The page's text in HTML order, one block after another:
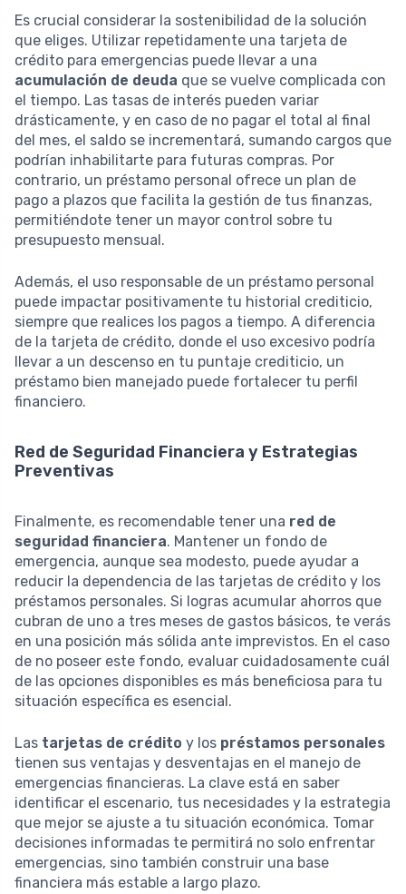
Es crucial considerar la sostenibilidad de la solución
que eliges. Utilizar repetidamente una tarjeta de
crédito para emergencias puede llevar a una
acumulación de deuda que se vuelve complicada con
el tiempo. Las tasas de interés pueden variar
drásticamente, y en caso de no pagar el total al final
del mes, el saldo se incrementará, sumando cargos que
podrían inhabilitarte para futuras compras. Por
contrario, un préstamo personal ofrece un plan de
pago a plazos que facilita la gestión de tus finanzas,
permitiéndote tener un mayor control sobre tu
presupuesto mensual.
Además, el uso responsable de un préstamo personal
puede impactar positivamente tu historial crediticio,
siempre que realices los pagos a tiempo. A diferencia
de la tarjeta de crédito, donde el uso excesivo podría
llevar a un descenso en tu puntaje crediticio, un
préstamo bien manejado puede fortalecer tu perfil
financiero.
Red de Seguridad Financiera y Estrategias
Preventivas
Finalmente, es recomendable tener una red de
seguridad financiera. Mantener un fondo de
emergencia, aunque sea modesto, puede ayudar a
reducir la dependencia de las tarjetas de crédito y los
préstamos personales. Si logras acumular ahorros que
cubran de uno a tres meses de gastos básicos, te verás
en una posición más sólida ante imprevistos. En el caso
de no poseer este fondo, evaluar cuidadosamente cuál
de las opciones disponibles es más beneficiosa para tu
situación específica es esencial.
Las tarjetas de crédito y los préstamos personales
tienen sus ventajas y desventajas en el manejo de
emergencias financieras. La clave está en saber
identificar el escenario, tus necesidades y la estrategia
que mejor se ajuste a tu situación económica. Tomar
decisiones informadas te permitirá no solo enfrentar
emergencias, sino también construir una base
financiera más estable a largo plazo.